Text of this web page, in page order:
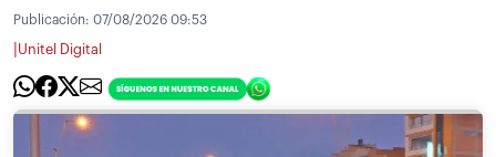
Publicación: 07/08/2026 09:53
Unitel Digital